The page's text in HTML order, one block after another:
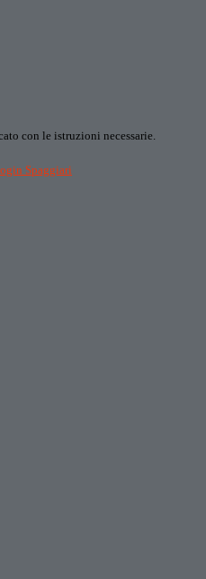
con le istruzioni necessarie.
Spaggiari